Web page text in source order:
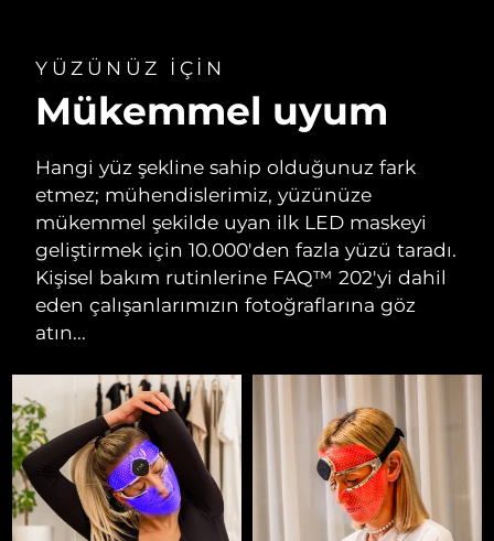
YÜZÜNÜZ IÇIN
Mükemmel uyum
Hangi yüz şekline sahip olduğunuz fark
etmez; mühendislerimiz, yüzünüze
mükemmel şekilde uyan ilk LED maskeyi
geliştirmek için 10.000'den fazla yüzü taradı.
Kişisel bakım rutinlerine FAQ™ 202'yi dahil
eden çalışanlarımızın fotoğraflarına göz
atın...